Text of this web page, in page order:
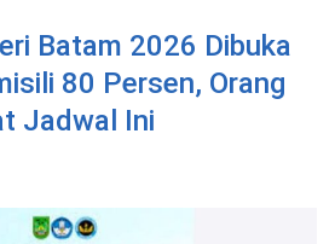
Batam 2026 Dibuka
80 Persen, Orang
Jadwal Ini